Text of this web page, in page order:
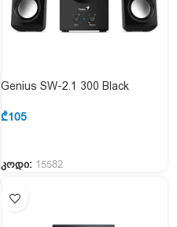
Genius SW-2.1 300 Black
₾105
კოდი: 15582